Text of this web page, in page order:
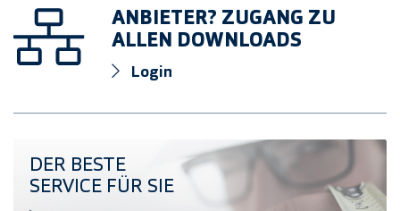
ANBIETER? ZUGANG ZU
ALLEN DOWNLOADS
Login
Entdecken Sie das ProOne Sortiment
DER BESTE
SERVICE FÜR SIE